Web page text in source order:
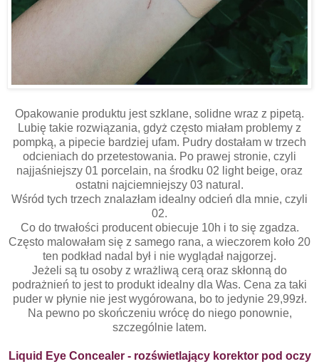
Opakowanie produktu jest szklane, solidne wraz z pipetą.
Lubię takie rozwiązania, gdyż często miałam problemy z
pompką, a pipecie bardziej ufam. Pudry dostałam w trzech
odcieniach do przetestowania. Po prawej stronie, czyli
najjaśniejszy 01 porcelain, na środku 02 light beige, oraz
ostatni najciemniejszy 03 natural.
Wśród tych trzech znalazłam idealny odcień dla mnie, czyli
02.
Co do trwałości producent obiecuje 10h i to się zgadza.
Często malowałam się z samego rana, a wieczorem koło 20
ten podkład nadal był i nie wyglądał najgorzej.
Jeżeli są tu osoby z wrażliwą cerą oraz skłonną do
podrażnień to jest to produkt idealny dla Was. Cena za taki
puder w płynie nie jest wygórowana, bo to jedynie 29,99zł.
Na pewno po skończeniu wrócę do niego ponownie,
szczególnie latem.
Liquid Eye Concealer - rozświetlający korektor pod oczy